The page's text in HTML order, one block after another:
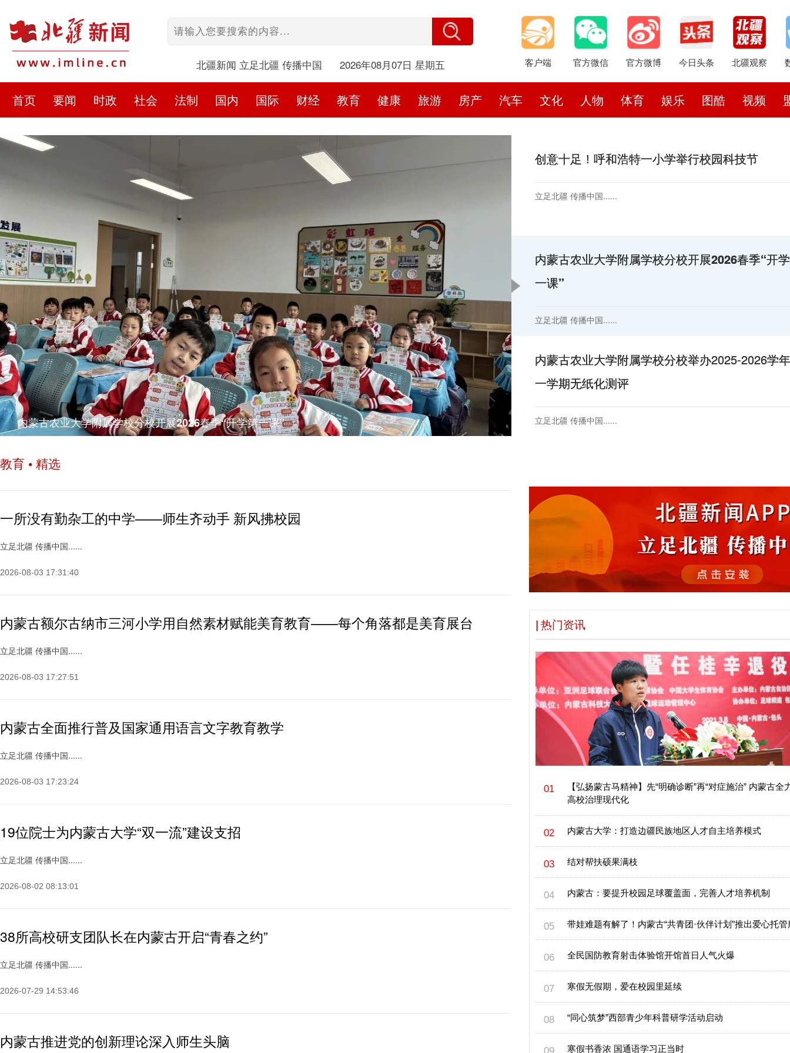
北疆新闻 立足北疆 传播中国 2026年08月07日 星期五 客户端 官方微信 官方微博 今日头条 北疆观察
首页 要闻 时政 社会 法制 国内 国际 财经 教育 健康 旅游 房产 汽车 文化 人物 体育 娱乐 图酷 视频
内蒙古农业大学附属学校分校开展2026春季“开学第一课”
创意十足！呼和浩特一小学举行校园科技节
立足北疆 传播中国......
内蒙古农业大学附属学校分校开展2026春季“开
一课”
立足北疆 传播中国......
内蒙古农业大学附属学校分校举办2025-2026学
一学期无纸化测评
立足北疆 传播中国......
教育 • 精选
一所没有勤杂工的中学——师生齐动手 新风拂校园
立足北疆 传播中国......
2026-08-03 17:31:40
内蒙古额尔古纳市三河小学用自然素材赋能美育教育——每个角落都是美育展台
立足北疆 传播中国......
2026-08-03 17:27:51
内蒙古全面推行普及国家通用语言文字教育教学
立足北疆 传播中国......
2026-08-03 17:23:24
19位院士为内蒙古大学“双一流”建设支招
立足北疆 传播中国......
2026-08-02 08:13:01
38所高校研支团队长在内蒙古开启“青春之约”
立足北疆 传播中国......
2026-07-29 14:53:46
内蒙古推进党的创新理论深入师生头脑
热门资讯
【弘扬蒙古马精神】先“明确诊断”再“对症施治” 内蒙古全
高校治理现代化
内蒙古大学：打造边疆民族地区人才自主培养模式
结对帮扶硕果满枝
内蒙古：要提升校园足球覆盖面，完善人才培养机制
带娃难题有解了！内蒙古“共青团·伙伴计划”推出爱心托管
全民国防教育射击体验馆开馆首日人气火爆
寒假无假期，爱在校园里延续
“同心筑梦”西部青少年科普研学活动启动
寒假书香浓 国通语学习正当时